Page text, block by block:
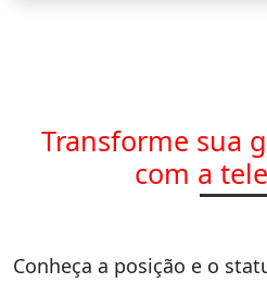
Transforme sua
com a
Conheça a posição e o